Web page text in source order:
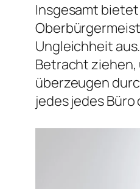
Insgesamt
Ungleichheit
Betracht ziehen,
überzeugen
jedes jedes